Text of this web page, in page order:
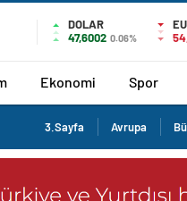
DOLAR
47,6002 0.06%
Ekonomi Spor
3.Sayfa Avrupa